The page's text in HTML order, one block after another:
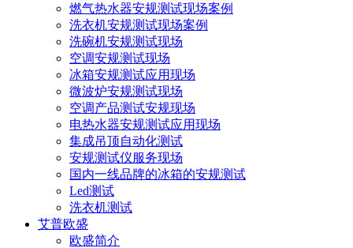
燃气热水器安规测试现场案例
洗衣机安规测试现场案例
洗碗机安规测试现场
空调安规测试现场
冰箱安规测试应用现场
微波炉安规测试现场
空调产品测试安规现场
电热水器安规测试应用现场
集成吊顶自动化测试
安规测试仪服务现场
国内一线品牌的冰箱的安规测试
Led测试
洗衣机测试
艾普欧盛
欧盛简介